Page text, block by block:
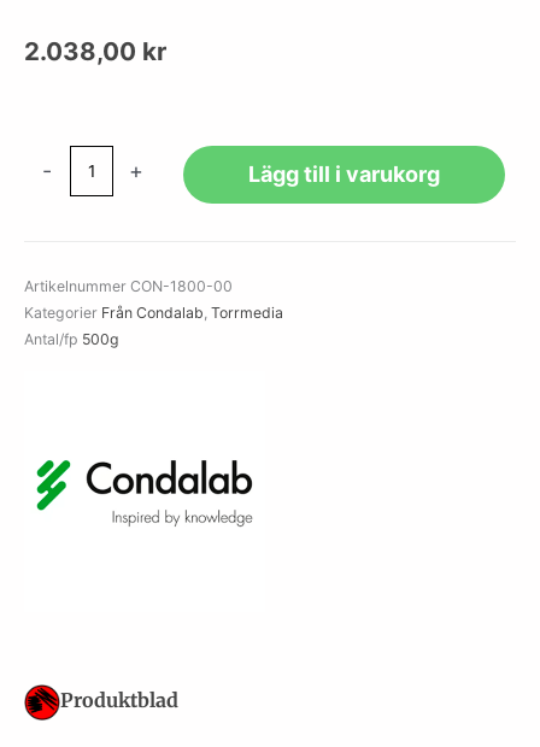
2.038,00 kr
-
Bacteriological
+ Lägg till i varukorg
Artikelnummer CON-1800-00
Kategorier Från Condalab, Torrmedia
Antal/fp 500g
Produktblad